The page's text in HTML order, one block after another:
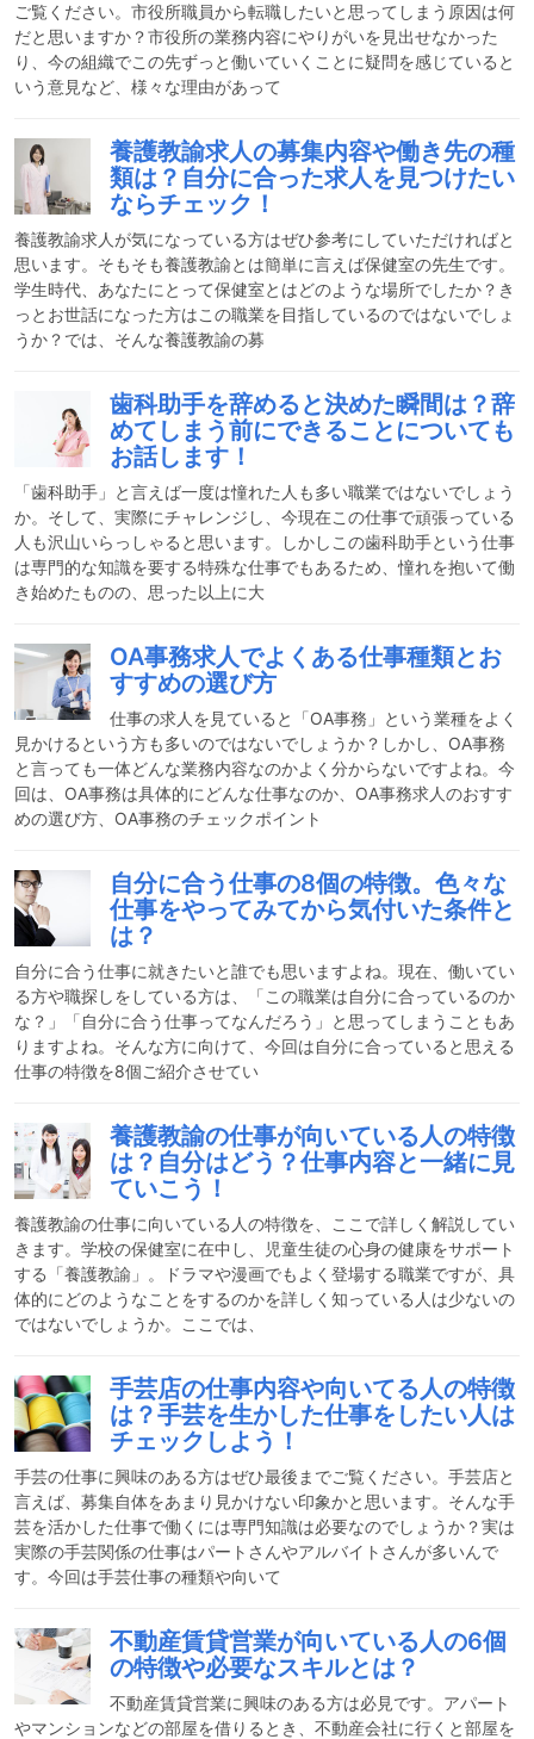
ご覧ください。市役所職員から転職したいと思ってしまう原因は何
だと思いますか？市役所の業務内容にやりがいを見出せなかった
り、今の組織でこの先ずっと働いていくことに疑問を感じていると
いう意見など、様々な理由があって
養護教諭求人の募集内容や働き先の種
類は？自分に合った求人を見つけたい
ならチェック！
養護教諭求人が気になっている方はぜひ参考にしていただければと
思います。そもそも養護教諭とは簡単に言えば保健室の先生です。
学生時代、あなたにとって保健室とはどのような場所でしたか？き
っとお世話になった方はこの職業を目指しているのではないでしょ
うか？では、そんな養護教諭の募
歯科助手を辞めると決めた瞬間は？辞
めてしまう前にできることについても
お話します！
「歯科助手」と言えば一度は憧れた人も多い職業ではないでしょう
か。そして、実際にチャレンジし、今現在この仕事で頑張っている
人も沢山いらっしゃると思います。しかしこの歯科助手という仕事
は専門的な知識を要する特殊な仕事でもあるため、憧れを抱いて働
き始めたものの、思った以上に大
OA事務求人でよくある仕事種類とお
すすめの選び方
仕事の求人を見ていると「OA事務」という業種をよく
見かけるという方も多いのではないでしょうか？しかし、OA事務
と言っても一体どんな業務内容なのかよく分からないですよね。今
回は、OA事務は具体的にどんな仕事なのか、OA事務求人のおすす
めの選び方、OA事務のチェックポイント
自分に合う仕事の8個の特徴。色々な
仕事をやってみてから気付いた条件と
は？
自分に合う仕事に就きたいと誰でも思いますよね。現在、働いてい
る方や職探しをしている方は、「この職業は自分に合っているのか
な？」「自分に合う仕事ってなんだろう」と思ってしまうこともあ
りますよね。そんな方に向けて、今回は自分に合っていると思える
仕事の特徴を8個ご紹介させてい
養護教諭の仕事が向いている人の特徴
は？自分はどう？仕事内容と一緒に見
ていこう！
養護教諭の仕事に向いている人の特徴を、ここで詳しく解説してい
きます。学校の保健室に在中し、児童生徒の心身の健康をサポート
する「養護教諭」。ドラマや漫画でもよく登場する職業ですが、具
体的にどのようなことをするのかを詳しく知っている人は少ないの
ではないでしょうか。ここでは、
手芸店の仕事内容や向いてる人の特徴
は？手芸を生かした仕事をしたい人は
チェックしよう！
手芸の仕事に興味のある方はぜひ最後までご覧ください。手芸店と
言えば、募集自体をあまり見かけない印象かと思います。そんな手
芸を活かした仕事で働くには専門知識は必要なのでしょうか？実は
実際の手芸関係の仕事はパートさんやアルバイトさんが多いんで
す。今回は手芸仕事の種類や向いて
不動産賃貸営業が向いている人の6個
の特徴や必要なスキルとは？
不動産賃貸営業に興味のある方は必見です。アパート
やマンションなどの部屋を借りるとき、不動産会社に行くと部屋を